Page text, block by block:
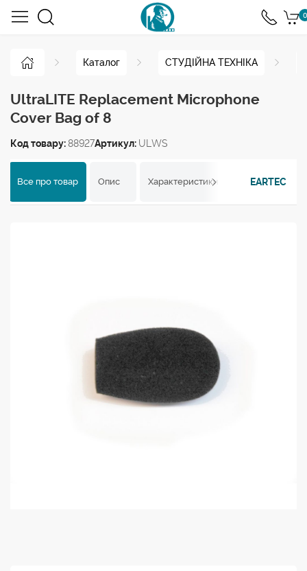
0
Каталог СТУДІЙНА ТЕХНІКА
UltraLITE Replacement Microphone
Cover Bag of 8
Код товару:88927Артикул: ULWS
Все про товар Опис Характеристики Відгуки
EARTEC